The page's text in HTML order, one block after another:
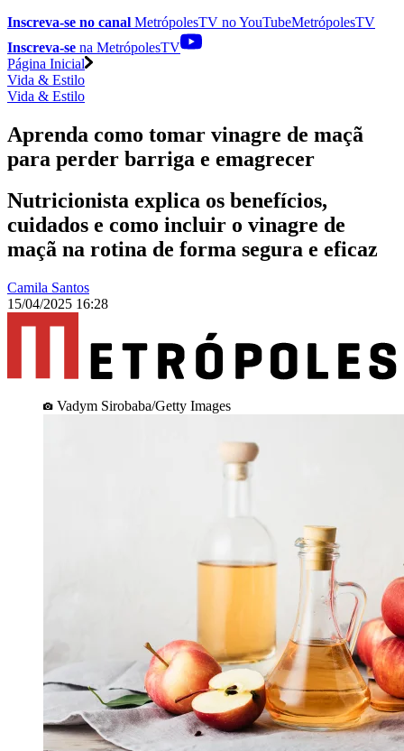
Inscreva-se no canal MetrópolesTV noYouTubeMetrópolesTV
Inscreva-se na MetrópolesTV
Página Inicial
Vida & Estilo
Vida & Estilo
Aprenda como tomar vinagre de maçã
para perder barriga e emagrecer
Nutricionista explica os benefícios,
cuidados e como incluir o vinagre de
maçã na rotina de forma segura e eficaz
Camila Santos
15/04/2025 16:28
Vadym Sirobaba/Getty Images